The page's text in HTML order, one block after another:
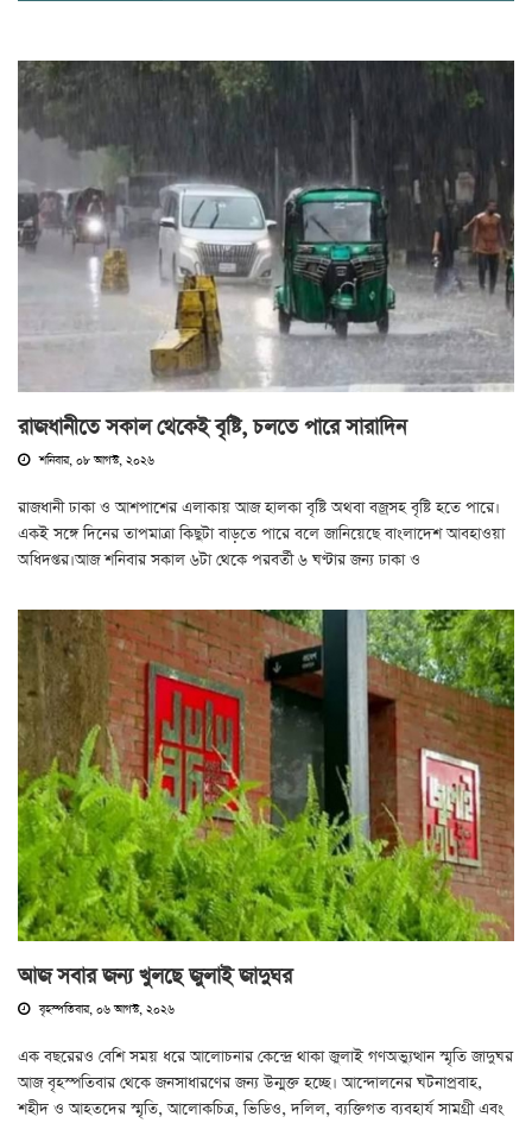
রাজধানীতে সকাল থেকেই বৃষ্টি, চলতে পারে সারাদিন
শনিবার, ০৮ আগস্ট, ২০২৬
রাজধানী ঢাকা ও আশপাশের এলাকায় আজ হালকা বৃষ্টি অথবা বজ্রসহ বৃষ্টি হতে পারে।
একই সঙ্গে দিনের তাপমাত্রা কিছুটা বাড়তে পারে বলে জানিয়েছে বাংলাদেশ আবহাওয়া
অধিদপ্তর।আজ শনিবার সকাল ৬টা থেকে পরবর্তী ৬ ঘণ্টার জন্য ঢাকা ও
আজ সবার জন্য খুলছে জুলাই জাদুঘর
বৃহস্পতিবার, ০৬ আগস্ট, ২০২৬
এক বছরেরও বেশি সময় ধরে আলোচনার কেন্দ্রে থাকা জুলাই গণঅভ্যুত্থান স্মৃতি জাদুঘর
আজ বৃহস্পতিবার থেকে জনসাধারণের জন্য উন্মুক্ত হচ্ছে। আন্দোলনের ঘটনাপ্রবাহ,
শহীদ ও আহতদের স্মৃতি, আলোকচিত্র, ভিডিও, দলিল, ব্যক্তিগত ব্যবহার্য সামগ্রী এবং